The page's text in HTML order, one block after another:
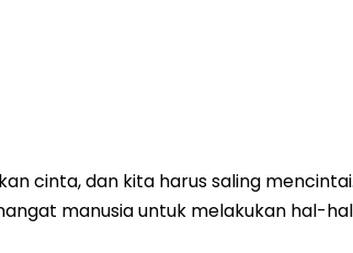
cinta, dan kita harus saling
manusia untuk melakukan hal-